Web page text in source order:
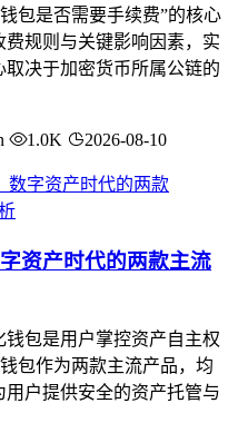
包是否需要手续费”的核心
规则与关键影响因素，实
决于加密货币所属公链的
1.0K 2026-08-10
资产时代的两款主流
包是用户掌控资产自主权
包作为两款主流产品，均
户提供安全的资产托管与